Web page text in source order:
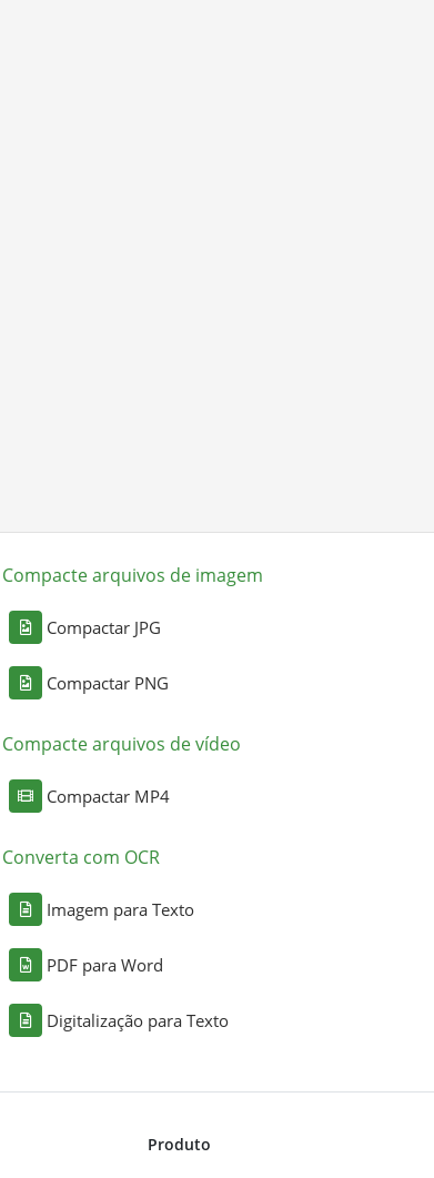
Compacte arquivos de imagem
Compactar JPG
Compactar PNG
Compacte arquivos de vídeo
Compactar MP4
Converta com OCR
Imagem para Texto
PDF para Word
Digitalização para Texto
Produto